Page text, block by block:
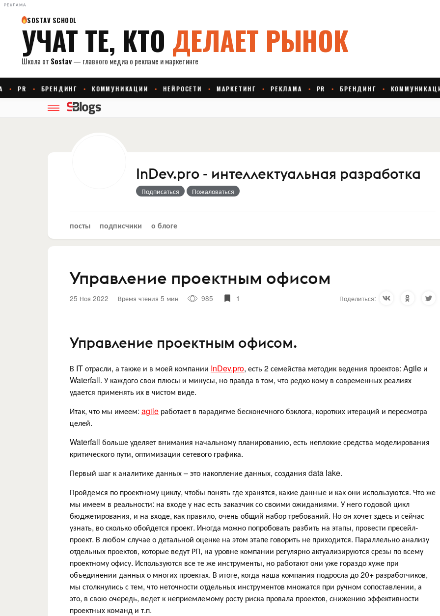
РЕКЛАМА
InDev.pro - интеллектуальная разработка
Подписаться Пожаловаться
посты подписчики о блоге
Управление проектным офисом
25 Ноя 2022 Время чтения 5 мин 985 1 Поделиться:
Управление проектным офисом.
В IT отрасли, а также и в моей компании InDev.pro, есть 2 семейства методик ведения проектов: Agile и
Waterfall. У каждого свои плюсы и минусы, но правда в том, что редко кому в современных реалиях
удается применять их в чистом виде.
Итак, что мы имеем: agile работает в парадигме бесконечного бэклога, коротких итераций и пересмотра
целей.
Waterfall больше уделяет внимания начальному планированию, есть неплохие средства моделирования
критического пути, оптимизации сетевого графика.
Первый шаг к аналитике данных – это накопление данных, создания data lake.
Пройдемся по проектному циклу, чтобы понять где хранятся, какие данные и как они используются. Что же
мы имеем в реальности: на входе у нас есть заказчик со своими ожиданиями. У него годовой цикл
бюджетирования, и на входе, как правило, очень общий набор требований. Но он хочет здесь и сейчас
узнать, во сколько обойдется проект. Иногда можно попробовать разбить на этапы, провести пресейл-
проект. В любом случае о детальной оценке на этом этапе говорить не приходится. Параллельно анализу
отдельных проектов, которые ведут РП, на уровне компании регулярно актуализируются срезы по всему
проектному офису. Используются все те же инструменты, но работают они уже гораздо хуже при
объединении данных о многих проектах. В итоге, когда наша компания подросла до 20+ разработчиков,
мы столкнулись с тем, что неточности отдельных инструментов множатся при ручном сопоставлении, а
это, в свою очередь, ведет к неприемлемому росту риска провала проектов, снижению эффективности
проектных команд и т.п.